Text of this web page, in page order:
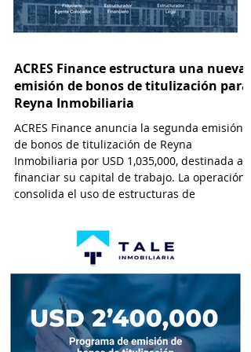
ACRES Finance estructura una nueva
emisión de bonos de titulización para
Reyna Inmobiliaria
ACRES Finance anuncia la segunda emisión
de bonos de titulización de Reyna
Inmobiliaria por USD 1,035,000, destinada a
financiar su capital de trabajo. La operación
consolida el uso de estructuras de
financiamiento cada vez más viable y
atractiva para empresas que operan en el
sector inmobiliario. Esta modalidad permite
a las desarrolladoras inmobiliarias
monetizar flujos futuros de efectivo a través
de la emisión de valores negociables en el